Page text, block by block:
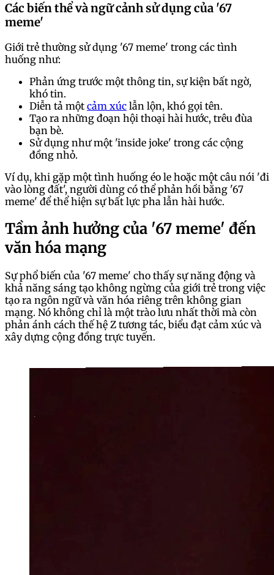
Các biến thể và ngữ cảnh sử dụng của '67
meme'
Giới trẻ thường sử dụng '67 meme' trong các tình
huống như:
Phản ứng trước một thông tin, sự kiện bất ngờ,
khó tin.
Diễn tả một cảm xúc lẫn lộn, khó gọi tên.
Tạo ra những đoạn hội thoại hài hước, trêu đùa
bạn bè.
Sử dụng như một 'inside joke' trong các cộng
đồng nhỏ.
Ví dụ, khi gặp một tình huống éo le hoặc một câu nói 'đi
vào lòng đất', người dùng có thể phản hồi bằng '67
meme' để thể hiện sự bất lực pha lẫn hài hước.
Tầm ảnh hưởng của '67 meme' đến
văn hóa mạng
Sự phổ biến của '67 meme' cho thấy sự năng động và
khả năng sáng tạo không ngừng của giới trẻ trong việc
tạo ra ngôn ngữ và văn hóa riêng trên không gian
mạng. Nó không chỉ là một trào lưu nhất thời mà còn
phản ánh cách thế hệ Z tương tác, biểu đạt cảm xúc và
xây dựng cộng đồng trực tuyến.